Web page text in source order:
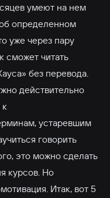
умеют на нем
определенном
уже через пару
сможет читать
без перевода.
действительно
устаревшим
говорить
это можно сделать
курсов. Но
Итак, вот 5